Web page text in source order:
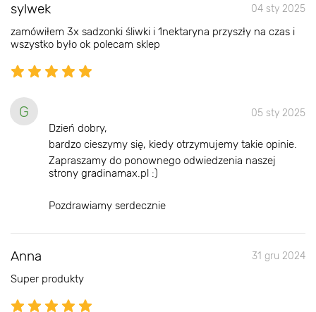
sylwek 04 sty 2025
zamówiłem 3x sadzonki śliwki i 1nektaryna przyszły na czas i
wszystko było ok polecam sklep
G 05 sty 2025
Dzień dobry,
bardzo cieszymy się, kiedy otrzymujemy takie opinie.
Zapraszamy do ponownego odwiedzenia naszej
strony gradinamax.pl :)
Pozdrawiamy serdecznie
Anna 31 gru 2024
Super produkty